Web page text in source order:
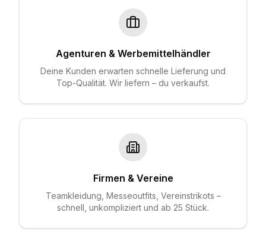
Agenturen & Werbemittelhändler
Deine Kunden erwarten schnelle Lieferung und
Top-Qualität. Wir liefern – du verkaufst.
Firmen & Vereine
Teamkleidung, Messeoutfits, Vereinstrikots –
schnell, unkompliziert und ab 25 Stück.